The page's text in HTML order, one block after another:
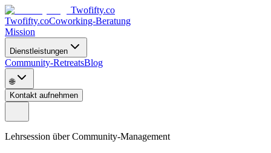
Twofifty.co
Twofifty.coCoworking-Beratung
Mission
Dienstleistungen
Community-RetreatsBlog
🌐
Kontakt aufnehmen
Lehrsession über Community-Management